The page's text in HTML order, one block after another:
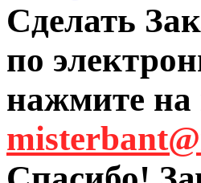
Сделать
по
нажмите на